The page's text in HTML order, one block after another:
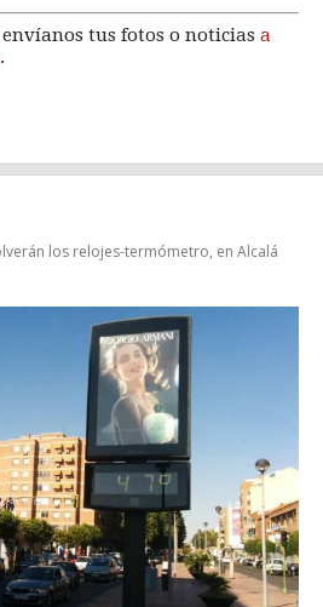
envíanos tus fotos o noticias a
.